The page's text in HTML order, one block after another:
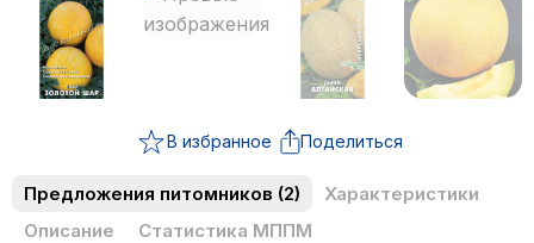
В избранное Поделиться
Предложения питомников (2)
Характеристики
Описание
Статистика МППМ